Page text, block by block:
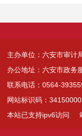
主办单位：六安市审计
办公地址：六安市政务
联系电话：0564-
网站标识码：
本站已支持ipv6访问